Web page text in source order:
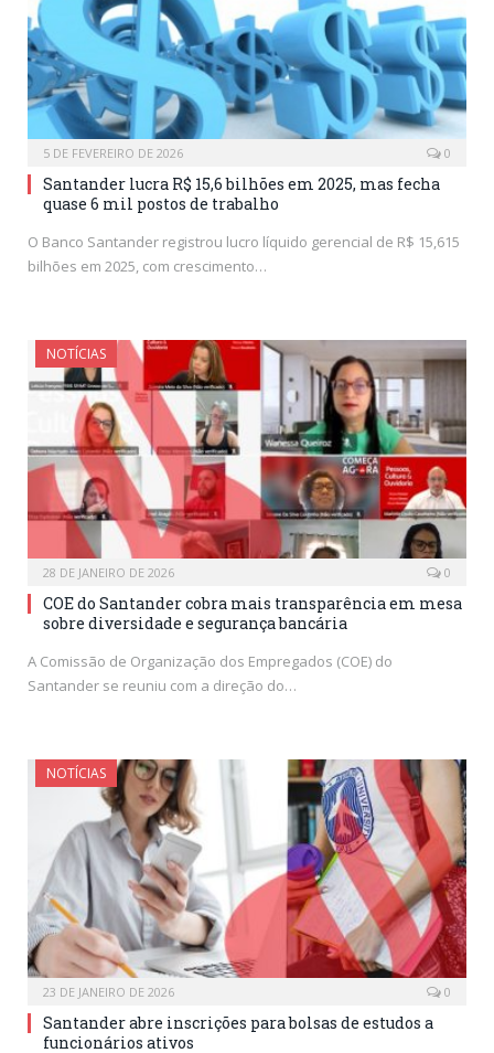
5 DE FEVEREIRO DE 2026 0
Santander lucra R$ 15,6 bilhões em 2025, mas fecha
quase 6 mil postos de trabalho
O Banco Santander registrou lucro líquido gerencial de R$ 15,615
bilhões em 2025, com crescimento…
NOTÍCIAS
28 DE JANEIRO DE 2026 0
COE do Santander cobra mais transparência em mesa
sobre diversidade e segurança bancária
A Comissão de Organização dos Empregados (COE) do
Santander se reuniu com a direção do…
NOTÍCIAS
23 DE JANEIRO DE 2026 0
Santander abre inscrições para bolsas de estudos a
funcionários ativos